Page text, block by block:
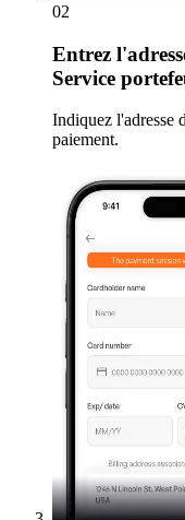
02
Entrez
Service
Indiquez l'adresse
paiement.